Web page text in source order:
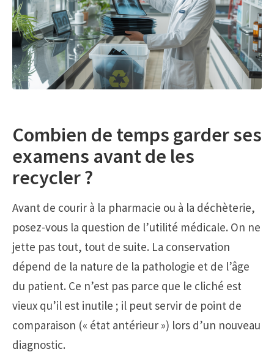
Combien de temps garder ses
examens avant de les
recycler ?
Avant de courir à la pharmacie ou à la déchèterie,
posez-vous la question de l’utilité médicale. On ne
jette pas tout, tout de suite. La conservation
dépend de la nature de la pathologie et de l’âge
du patient. Ce n’est pas parce que le cliché est
vieux qu’il est inutile ; il peut servir de point de
comparaison (« état antérieur ») lors d’un nouveau
diagnostic.